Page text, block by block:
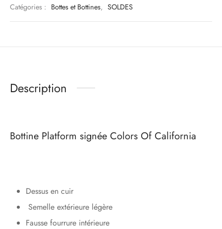
Catégories : Bottes et Bottines, SOLDES
Description
Bottine Platform signée Colors Of California
Dessus en cuir
Semelle extérieure légère
Fausse fourrure intérieure